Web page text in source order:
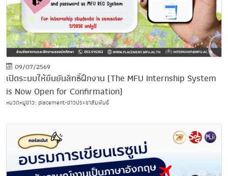
09/07/2569
เปิดระบบให้ยืนยันสิทธิ์ฝึกงาน (The MFU Internship System
is Now Open for Confirmation)
หมวดหมู่ข่าว: placement-ข่าวประชาสัมพันธ์